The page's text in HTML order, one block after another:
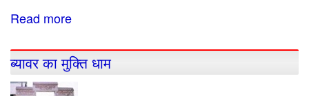
Read more
की
मशहूर
तिलपट्टी
ब्यावर का मुक्ति धाम